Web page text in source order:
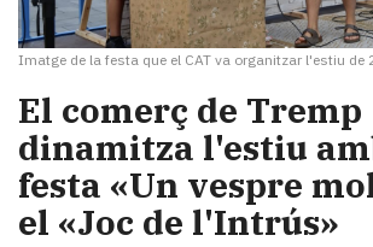
Imatge de la festa que el CAT va organitzar l'estiu de
El comerç de Tremp
dinamitza l'estiu
festa «Un vespre
el «Joc de l'Intrús»